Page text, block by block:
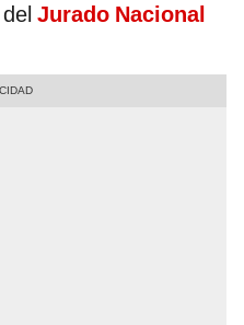
Jurado Nacional